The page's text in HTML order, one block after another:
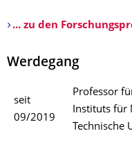
... zu den
Werdegang
seit
09/2019
Professor
Instituts für
Technische